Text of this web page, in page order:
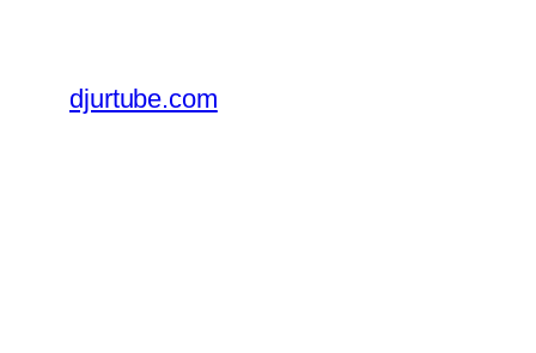
contentdjurtube.com